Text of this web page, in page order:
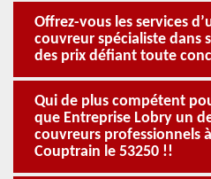
Offrez-vous les services
couvreur spécialiste dans
des prix défiant toute
Qui de plus compétent
que Entreprise Lobry un
couvreurs professionnels
Couptrain le 53250 !!